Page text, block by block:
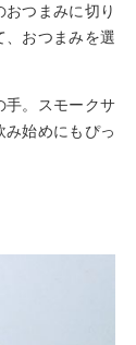
つまみに切り
、おつまみを選
手。スモークサ
始めにもぴっ